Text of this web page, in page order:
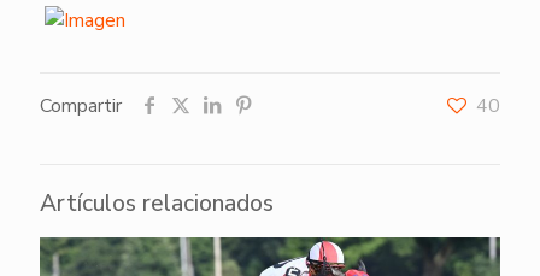
Compartir 40
Artículos relacionados